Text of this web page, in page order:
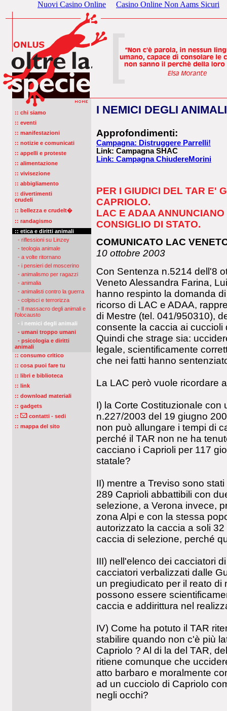
Nuovi Casino Online Casino Online Non Aams Sicuri
:: chi siamo
:: eventi
:: manifestazioni
:: notizie e comunicati
:: appelli e proteste
:: alimentazione
:: vivisezione
:: abbigliamento
:: divertimenti
crudeli
:: bellezza e crudelt�
:: randagismo
:: etica e diritti animali
- riflessioni su Linzey
- teologia animale
- a volte ritornano
- i pensieri del moscerino
- animalismo per ragazzi
- animalia
- animalisti contro la guerra
- colpisci e terrorizza
- Il massacro degli animali e
l'olocausto
- i nemici degli animali
- umani troppo umani
- psicologia e diritti
animali
:: consumo critico
:: cosa puoi fare tu
:: libri e biblioteca
:: link
:: download materiali
:: gadgets
::
contatti - sedi
:: mappa del sito
I NEMICI DEGLI ANIMALI
Approfondimenti:
Campagna: Distruggere Parrelli!
Link: Campagna SHAC
Link: Campagna ChiudereMorini
PER I GIUDICI DEL TAR E'
CAPRIOLO.
LAC E ADAA
CONSIGLIO DI STATO.
COMUNICATO LAC
10 ottobre 2003
Con Sentenza n.5214 dell'8
Veneto Alessandra Farina,
hanno respinto la domanda
ricorso di LAC e ADAA,
di Mestre (tel. 041/950310),
consente la caccia ai cuccioli
Quindi che strage sia:
legale, scientificamente
che nei fatti hanno
La LAC però vuole ricordare
I) la Corte Costituzionale con
n.227/2003 del 19 giugno
non può allungare i tempi di
perché il TAR non ne ha
cacciano i Caprioli per 117
statale?
II) mentre a Treviso sono
289 Caprioli abbattibili con
selezione, a Verona invece,
zona Alpi e con la stessa
autorizzato la caccia a soli
caccia di selezione, perché
III) nell'elenco dei cacciatori
cacciatori verbalizzati dalle
un pregiudicato per il reato di
possono essere
caccia e addirittura nel
IV) Come ha potuto il TAR
stabilire quando non c'è più
Capriolo ? Al di la del TAR,
ritiene comunque che
atto barbaro e moralmente
ad un cucciolo di Capriolo
negli occhi?